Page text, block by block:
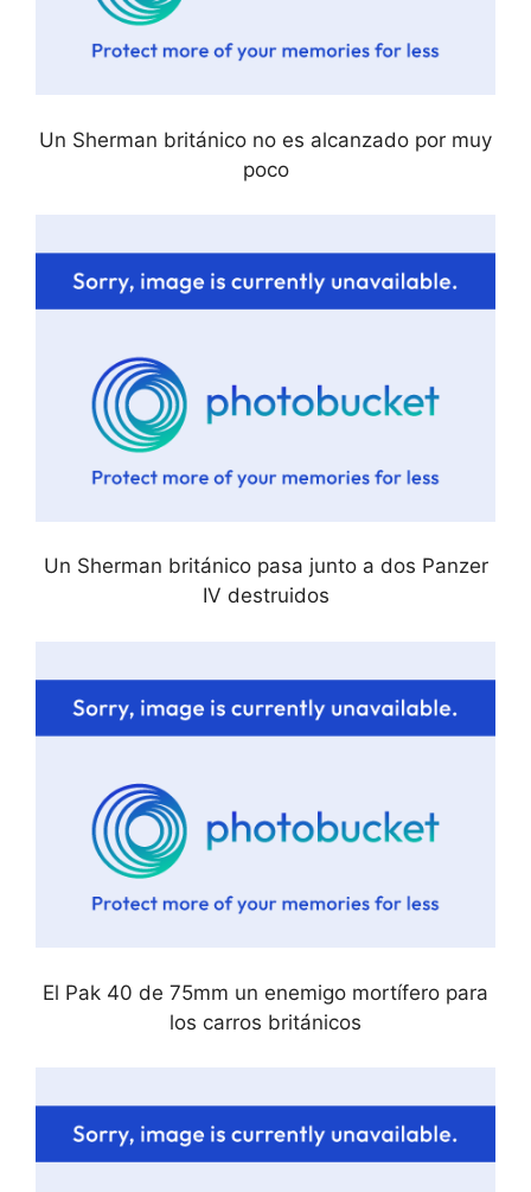
Un Sherman británico no es alcanzado por muy
poco
Un Sherman británico pasa junto a dos Panzer
IV destruidos
El Pak 40 de 75mm un enemigo mortífero para
los carros británicos